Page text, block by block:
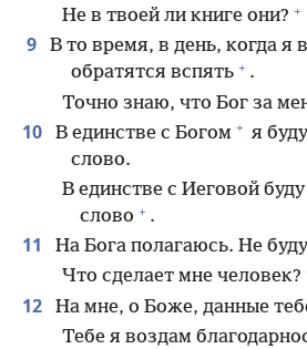
Не в твоей ли книге они? +
9
В то время, в день, когда я
обратятся вспять + .
Точно знаю, что Бог за
10 В единстве с Богом + я
слово.
В единстве с Иеговой
слово + .
11 На Бога полагаюсь. Не
Что сделает мне человек?
12 На мне, о Боже, данные
Тебе я воздам